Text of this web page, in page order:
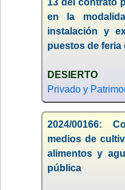
en la
instalación y
puestos de feria
DESIERTO
Privado y
2024/00166:
medios de
alimentos y
pública